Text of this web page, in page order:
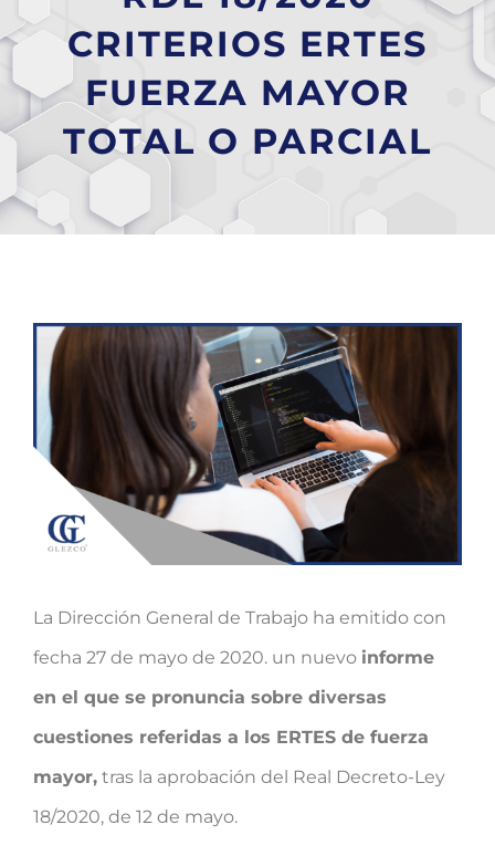
CRITERIOS ERTES
FUERZA MAYOR
TOTAL O PARCIAL
Ver
imagen
más
grande
La Dirección General de Trabajo ha emitido con
fecha 27 de mayo de 2020. un nuevo informe
en el que se pronuncia sobre diversas
cuestiones referidas a los ERTES de fuerza
mayor, tras la aprobación del Real Decreto-Ley
18/2020, de 12 de mayo.